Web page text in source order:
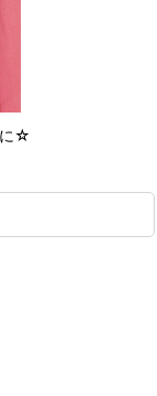
に☆